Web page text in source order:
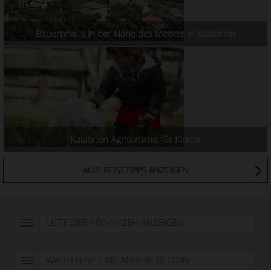
Bauernhaus in der Nähe des Meeres in Kalabrien
Kalabrien Agriturismo für Kinder
ALLE REISETIPPS ANZEIGEN
LISTE DER PROVINZEN ANZEIGEN
WÄHLEN SIE EINE ANDERE REGION